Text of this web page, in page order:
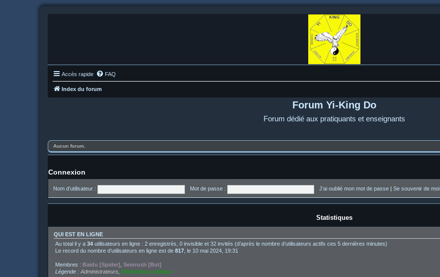
Accès rapide FAQ
Index du forum
Forum Yi-King Do
Forum dédié aux pratiquants et enseignants
Aucun forum.
Connexion
Nom d’utilisateur : Mot de passe : J’ai oublié mon mot de passe Se souvenir de moi
Statistiques
QUI EST EN LIGNE
Au total il y a 34 utilisateurs en ligne : 2 enregistrés, 0 invisible et 32 invités (d’après le nombre d’utilisateurs actifs ces 5 dernières minutes)
Le record du nombre d’utilisateurs en ligne est de 817 , le 10 mai 2024, 19:31
Membres : Baidu [Spider] Semrush [Bot]
Légende : Administrateurs Modérateurs globaux